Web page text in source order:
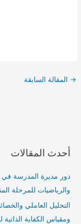
→ المقالة السابقة
أحدث المقالات
دور مديرة المدرسة في
والرياضيات للمرحلة
التحليل العاملي
ومقياس الكفاية